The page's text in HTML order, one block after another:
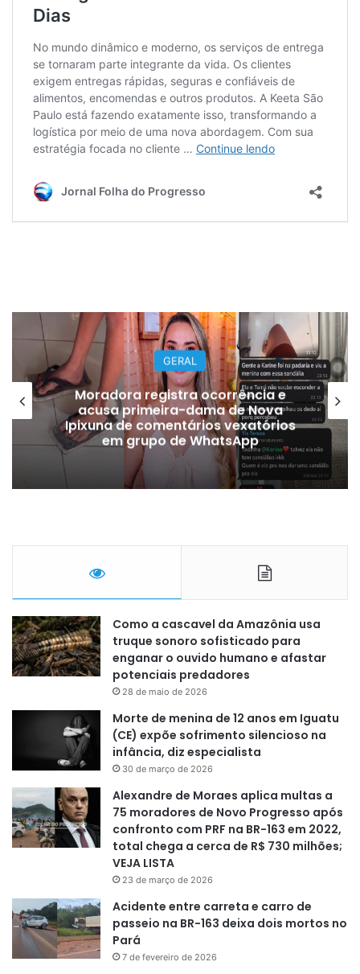
GERAL
Moradora registra ocorrência e
acusa primeira-dama de Nova
Ipixuna de comentários vexatórios
em grupo de WhatsApp
Como a cascavel da Amazônia usa
truque sonoro sofisticado para
enganar o ouvido humano e afastar
potenciais predadores
28 de maio de 2026
Morte de menina de 12 anos em Iguatu
(CE) expõe sofrimento silencioso na
infância, diz especialista
30 de março de 2026
Alexandre de Moraes aplica multas a
75 moradores de Novo Progresso após
confronto com PRF na BR-163 em 2022,
total chega a cerca de R$ 730 milhões;
VEJA LISTA
23 de março de 2026
Acidente entre carreta e carro de
passeio na BR-163 deixa dois mortos no
Pará
7 de fevereiro de 2026